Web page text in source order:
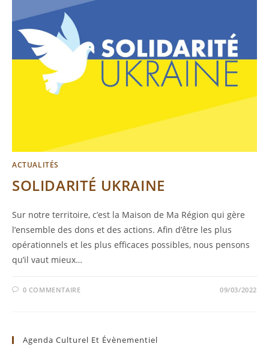
ACTUALITÉS
SOLIDARITÉ UKRAINE
Sur notre territoire, c’est la Maison de Ma Région qui gère
l’ensemble des dons et des actions. Afin d’être les plus
opérationnels et les plus efficaces possibles, nous pensons
qu’il vaut mieux…
0 COMMENTAIRE 09/03/2022
Agenda Culturel Et Évènementiel